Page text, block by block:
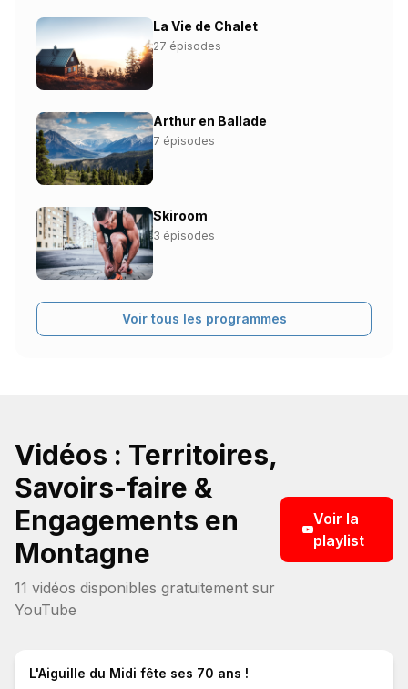
La Vie de Chalet
27 épisodes
Arthur en Ballade
7 épisodes
Skiroom
3 épisodes
Voir tous les programmes
Vidéos : Territoires,
Savoirs-faire &
Engagements en
Montagne
11 vidéos disponibles gratuitement sur
YouTube
Voir la
playlist
L'Aiguille du Midi fête ses 70 ans !